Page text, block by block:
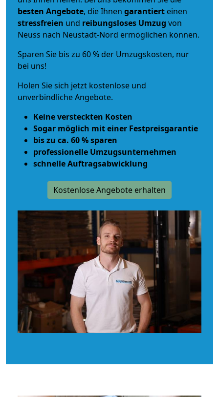
besten Angebote, die Ihnen garantiert einen
stressfreien und reibungsloses Umzug von
Neuss nach Neustadt-Nord ermöglichen können.
Sparen Sie bis zu 60 % der Umzugskosten, nur
bei uns!
Holen Sie sich jetzt kostenlose und
unverbindliche Angebote.
Keine versteckten Kosten
Sogar möglich mit einer Festpreisgarantie
bis zu ca. 60 % sparen
professionelle Umzugsunternehmen
schnelle Auftragsabwicklung
Kostenlose Angebote erhalten